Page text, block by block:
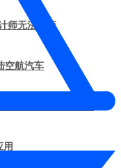
师无法抗拒
空航汽车
用